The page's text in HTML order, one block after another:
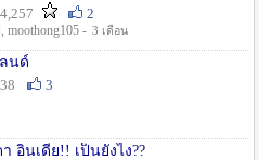
2
, moothong105 - 3 เดือน
นด์
3
อินเดีย!! เป็นยังไง??